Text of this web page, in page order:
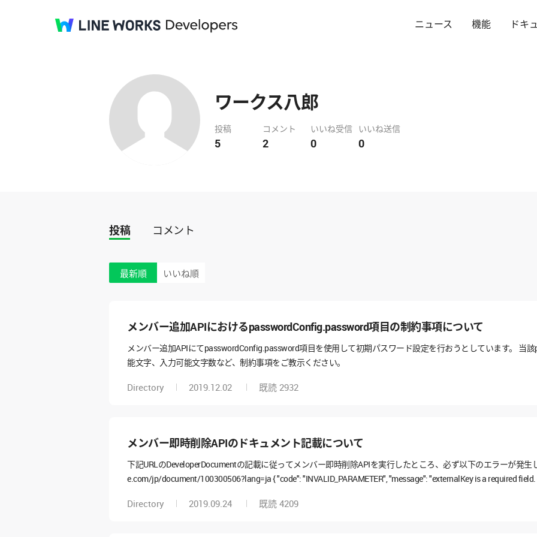
ニュース 機能 ドキ
ワークス八郎
投稿
5
コメント
2
いいね受信
0
いいね送信
0
投稿 コメント
最新順 いいね順
メンバー追加APIにおけるpasswordConfig.password項目の制約事項について
メンバー追加APIにてpasswordConfig.password項目を使用して初期パスワード設定を行おうとしています。 当
能文字、入力可能文字数など、制約事項をご教示ください。
Directory 2019.12.02 既読 2932
メンバー即時削除APIのドキュメント記載について
下記URLのDeveloperDocumentの記載に従ってメンバー即時削除APIを実行したところ、必ず以下のエラーが発
e.com/jp/document/100300506?lang=ja { "code": "INVALID_PARAMETER", "message": "externalKey is a required
Directory 2019.09.24 既読 4209